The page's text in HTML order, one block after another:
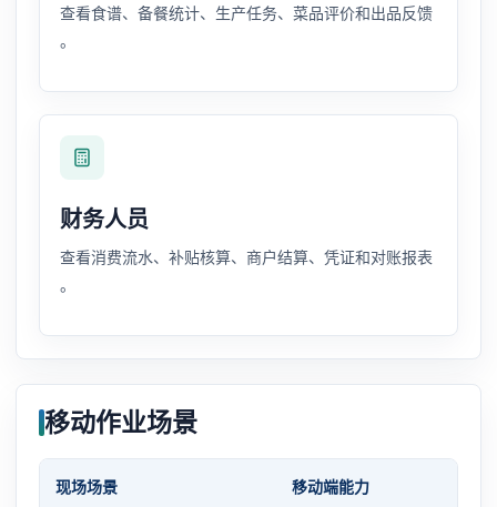
查看食谱、备餐统计、生产任务、菜品评价和出品反馈
。
财务人员
查看消费流水、补贴核算、商户结算、凭证和对账报表
。
移动作业场景
现场场景 移动端能力